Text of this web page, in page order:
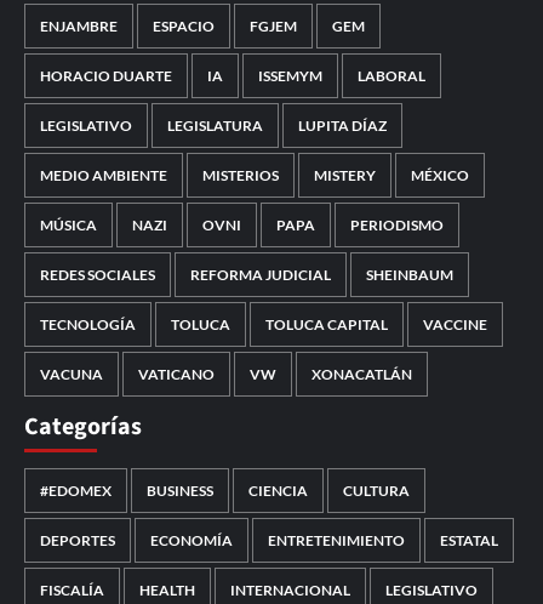
ENJAMBRE ESPACIO FGJEM GEM
HORACIO DUARTE IA ISSEMYM LABORAL
LEGISLATIVO LEGISLATURA LUPITA DÍAZ
MEDIO AMBIENTE MISTERIOS MISTERY MÉXICO
MÚSICA NAZI OVNI PAPA PERIODISMO
REDES SOCIALES REFORMA JUDICIAL SHEINBAUM
TECNOLOGÍA TOLUCA TOLUCA CAPITAL VACCINE
VACUNA VATICANO VW XONACATLÁN
Categorías
#EDOMEX BUSINESS CIENCIA CULTURA
DEPORTES ECONOMÍA ENTRETENIMIENTO ESTATAL
FISCALÍA HEALTH INTERNACIONAL LEGISLATIVO